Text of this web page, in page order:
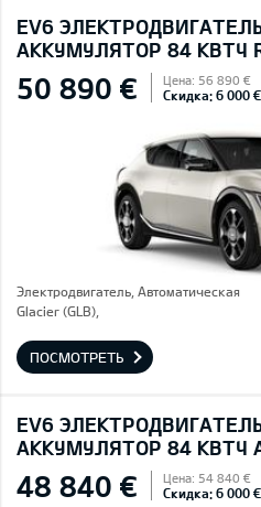
EV6
AККУМУЛЯТОР 84 КВТЧ
50 890 € Цена: 56 890 €
Скидка: 6 000 €
Электродвигатель, Автоматическая
Glacier (GLB),
ПОСМОТРЕТЬ
EV6
AККУМУЛЯТОР 84 КВТЧ
48 840 € Цена: 54 840 €
Скидка: 6 000 €